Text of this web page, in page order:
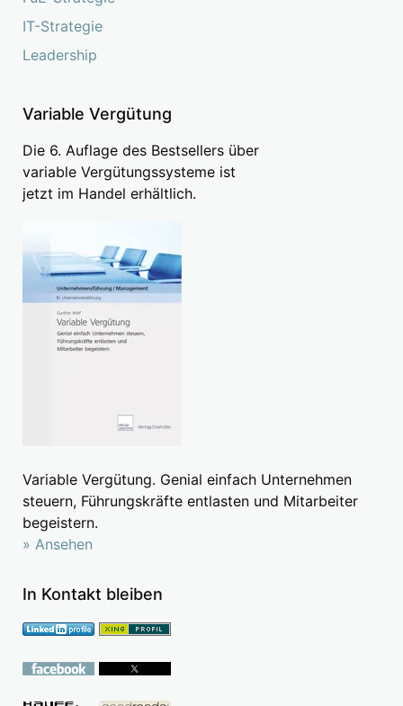
IT-Strategie
Leadership
Variable Vergütung
Die 6. Auflage des Bestsellers über
variable Vergütungssysteme ist
jetzt im Handel erhältlich.
Variable Vergütung. Genial einfach Unternehmen
steuern, Führungskräfte entlasten und Mitarbeiter
begeistern.
» Ansehen
In Kontakt bleiben